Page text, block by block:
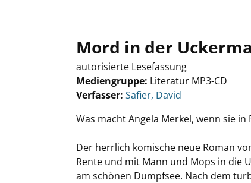
Mord in der
autorisierte Lesefassung
Mediengruppe: Literatur MP3-CD
Verfasser: Suche nach diesem Verfasser
Safier, David
Was macht Angela Merkel, wenn sie
Der herrlich komische neue Roman
Rente und mit Mann und Mops in die
am schönen Dumpfsee. Nach dem